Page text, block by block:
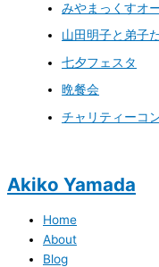
みやまっくすオ
山田明子と弟子
七夕フェスタ
晩餐会
チャリティーコ
Akiko Yamada
Home
About
Blog